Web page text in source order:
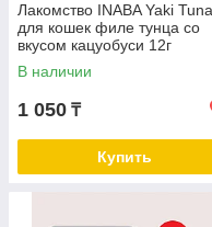
Лакомство INABA Yaki Tuna
для кошек филе тунца со
вкусом кацуобуси 12г
В наличии
1 050 ₸
Купить